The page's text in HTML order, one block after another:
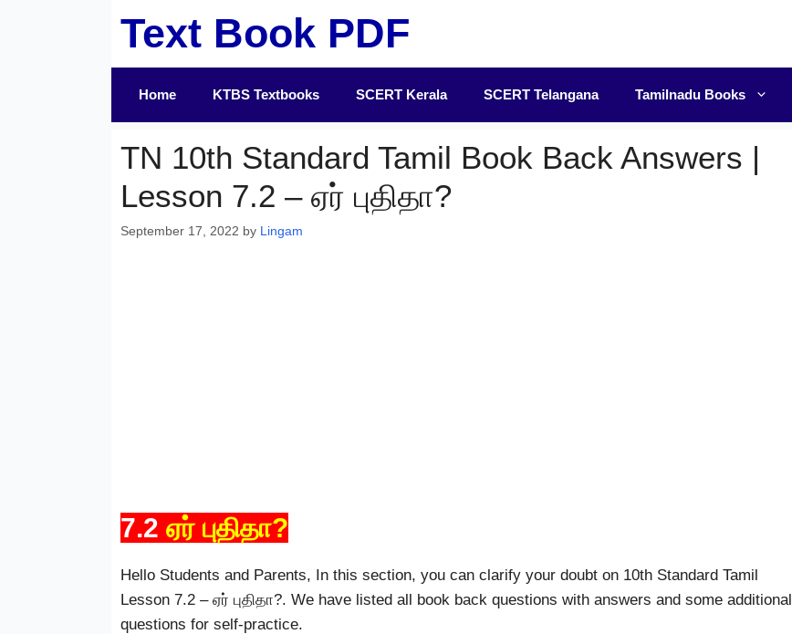
Text Book PDF
Home KTBS Textbooks SCERT Kerala SCERT Telangana Tamilnadu Books
TN 10th Standard Tamil Book Back Answers |
Lesson 7.2 – ஏர் புதிதா?
September 17, 2022 by Lingam
7.2 ஏர் புதிதா?
Hello Students and Parents, In this section, you can clarify your doubt on 10th Standard Tamil
Lesson 7.2 – ஏர் புதிதா?. We have listed all book back questions with answers and some additional
questions for self-practice.